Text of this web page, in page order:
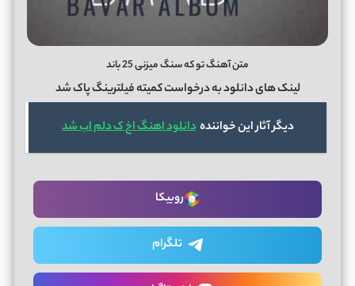
متن آهنگ تو که سنگ میزنی 25 باند
لینک های دانلود به درخواستکمیته فیلترینگ پاک شد
دیگر آثار این خوانندهدانلود اهنگ اخ ک دلم اب شد
روبیکا
تلگرام